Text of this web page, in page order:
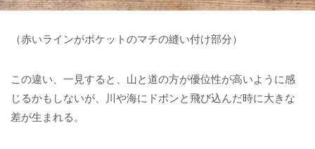
（赤いラインがポケットのマチの縫い付け部分）
この違い、一見すると、山と道の方が優位性が高いように感
じるかもしないが、川や海にドボンと飛び込んだ時に大きな
差が生まれる。